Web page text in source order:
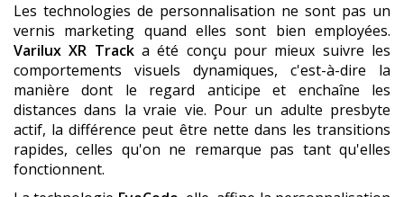
Les technologies de personnalisation ne sont pas un
vernis marketing quand elles sont bien employées.
Varilux XR Tracka été conçu pour mieux suivre les
comportements visuels dynamiques, c'est-à-dire la
manière dont le regard anticipe et enchaîne les
distances dans la vraie vie. Pour un adulte presbyte
actif, la différence peut être nette dans les transitions
rapides, celles qu'on ne remarque pas tant qu'elles
fonctionnent.